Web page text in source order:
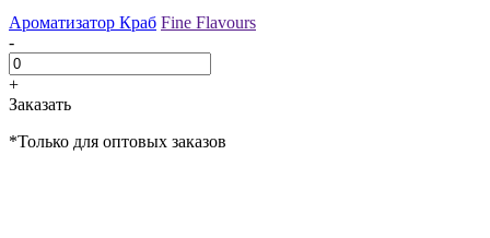
Ароматизатор Краб Fine Flavours
-
+
Заказать
*Только для оптовых заказов